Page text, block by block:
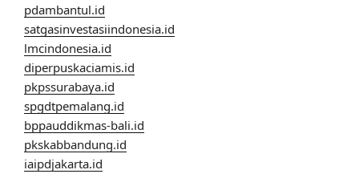
pdambantul.id
satgasinvestasiindonesia.id
lmcindonesia.id
diperpuskaciamis.id
pkpssurabaya.id
spgdtpemalang.id
bppauddikmas-bali.id
pkskabbandung.id
iaipdjakarta.id